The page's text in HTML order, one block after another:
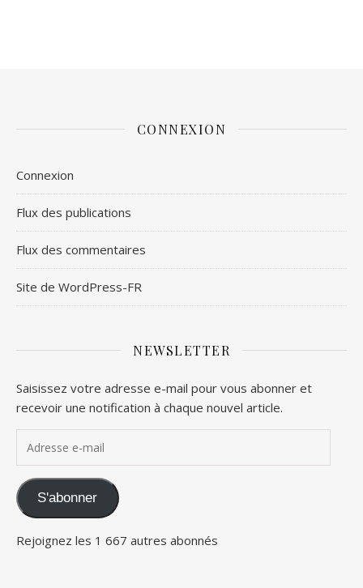
CONNEXION
Connexion
Flux des publications
Flux des commentaires
Site de WordPress-FR
NEWSLETTER
Saisissez votre adresse e-mail pour vous abonner et
recevoir une notification à chaque nouvel article.
S'abonner
Rejoignez les 1 667 autres abonnés